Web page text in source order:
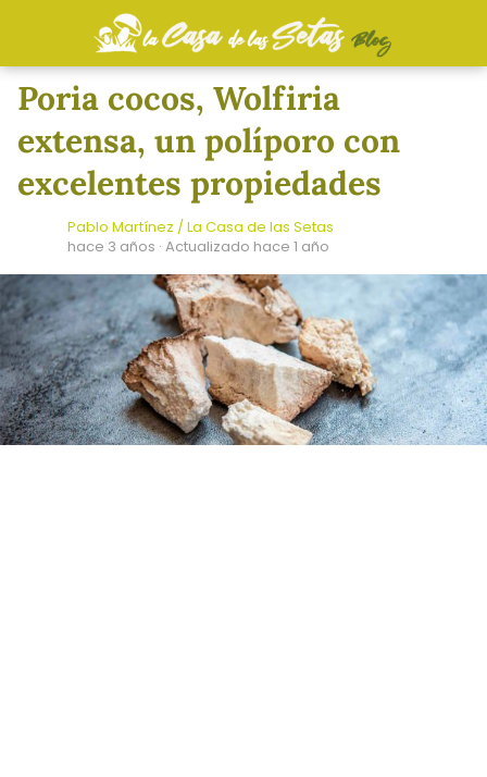
Poria cocos, Wolfiria
extensa, un políporo con
excelentes propiedades
Pablo Martínez / La Casa de las Setas
hace 3 años · Actualizado hace 1 año